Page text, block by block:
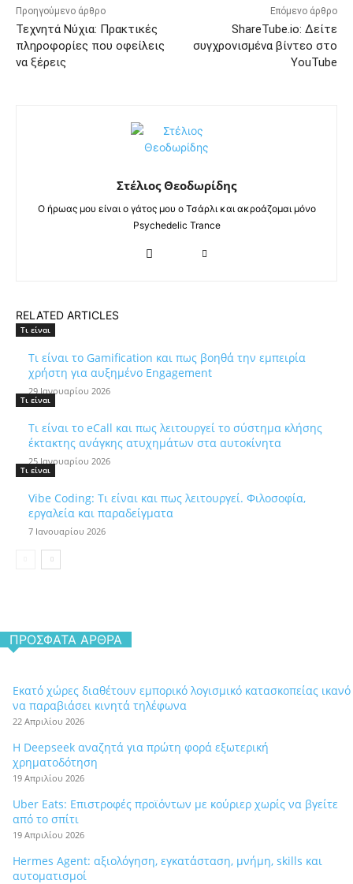
Προηγούμενο άρθρο
Τεχνητά Νύχια: Πρακτικές
πληροφορίες που οφείλεις
να ξέρεις
Επόμενο άρθρο
ShareTube.io: Δείτε
συγχρονισμένα βίντεο στο
YouTube
Στέλιος Θεοδωρίδης
Ο ήρωας μου είναι ο γάτος μου ο Τσάρλι και ακροάζομαι μόνο
Psychedelic Trance
RELATED ARTICLES
Τι είναι
Τι είναι το Gamification και πως βοηθά την εμπειρία
χρήστη για αυξημένο Engagement
29 Ιανουαρίου 2026
Τι είναι
Τι είναι το eCall και πως λειτουργεί το σύστημα κλήσης
έκτακτης ανάγκης ατυχημάτων στα αυτοκίνητα
25 Ιανουαρίου 2026
Τι είναι
Vibe Coding: Τι είναι και πως λειτουργεί. Φιλοσοφία,
εργαλεία και παραδείγματα
7 Ιανουαρίου 2026
ΠΡΌΣΦΑΤΑ ΆΡΘΡΑ
Εκατό χώρες διαθέτουν εμπορικό λογισμικό κατασκοπείας ικανό
να παραβιάσει κινητά τηλέφωνα
22 Απριλίου 2026
Η Deepseek αναζητά για πρώτη φορά εξωτερική
χρηματοδότηση
19 Απριλίου 2026
Uber Eats: Επιστροφές προϊόντων με κούριερ χωρίς να βγείτε
από το σπίτι
19 Απριλίου 2026
Hermes Agent: αξιολόγηση, εγκατάσταση, μνήμη, skills και
αυτοματισμοί